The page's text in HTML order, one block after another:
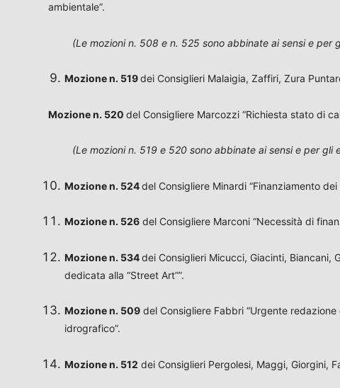
ambientale”.
(Le mozioni n. 508 e n. 525 sono abbinate ai sensi e
Mozione n. 519dei Consiglieri Malaigia, Zaffiri, Zura
Mozione n. 520del Consigliere Marcozzi “Richiesta stato di
(Le mozioni n. 519 e 520 sono abbinate ai sensi e per
Mozionen. 524del Consigliere Minardi “Finanziamento
Mozione n. 526 del Consigliere Marconi “Necessità di
Mozione n. 534dei Consiglieri Micucci, Giacinti, Biancani,
dedicata alla “Street Art””.
Mozione n. 509 del Consigliere Fabbri “Urgente
idrografico”.
Mozione n. 512 dei Consiglieri Pergolesi, Maggi, Giorgini,